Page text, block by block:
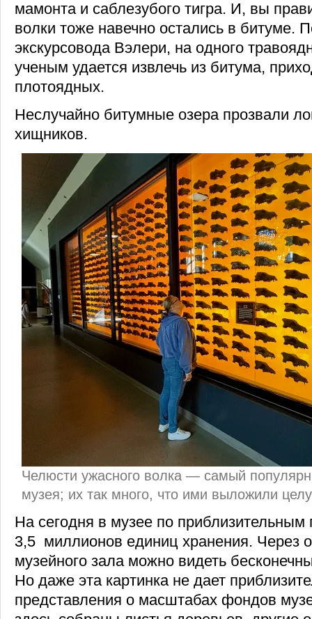
мамонта и саблезубого тигра. И, вы
волки тоже навечно остались в битуме.
экскурсовода Вэлери, на одного
ученым удается извлечь из битума,
плотоядных.
Неслучайно битумные озера прозвали
хищников.
Челюсти ужасного волка — самый
музея; их так много, что ими выложили
На сегодня в музее по
3,5 миллионов единиц хранения. Через
музейного зала можно видеть
Но даже эта картинка не дает
представления о масштабах фондов